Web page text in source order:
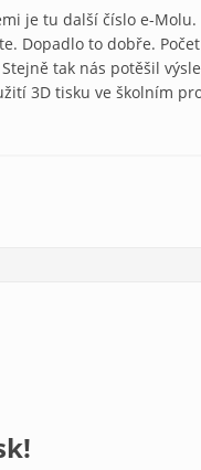
je tu další číslo e-
Dopadlo to dobře.
tak nás potěšil
3D tisku ve školním